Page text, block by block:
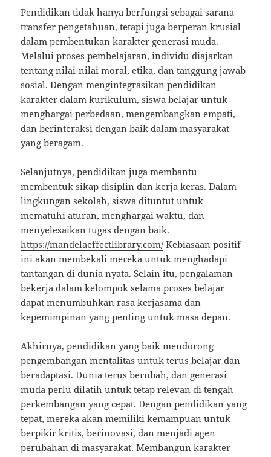
Pendidikan tidak hanya berfungsi sebagai sarana
transfer pengetahuan, tetapi juga berperan krusial
dalam pembentukan karakter generasi muda.
Melalui proses pembelajaran, individu diajarkan
tentang nilai-nilai moral, etika, dan tanggung jawab
sosial. Dengan mengintegrasikan pendidikan
karakter dalam kurikulum, siswa belajar untuk
menghargai perbedaan, mengembangkan empati,
dan berinteraksi dengan baik dalam masyarakat
yang beragam.
Selanjutnya, pendidikan juga membantu
membentuk sikap disiplin dan kerja keras. Dalam
lingkungan sekolah, siswa dituntut untuk
mematuhi aturan, menghargai waktu, dan
menyelesaikan tugas dengan baik.
https://mandelaeffectlibrary.com/Kebiasaan positif
ini akan membekali mereka untuk menghadapi
tantangan di dunia nyata. Selain itu, pengalaman
bekerja dalam kelompok selama proses belajar
dapat menumbuhkan rasa kerjasama dan
kepemimpinan yang penting untuk masa depan.
Akhirnya, pendidikan yang baik mendorong
pengembangan mentalitas untuk terus belajar dan
beradaptasi. Dunia terus berubah, dan generasi
muda perlu dilatih untuk tetap relevan di tengah
perkembangan yang cepat. Dengan pendidikan yang
tepat, mereka akan memiliki kemampuan untuk
berpikir kritis, berinovasi, dan menjadi agen
perubahan di masyarakat. Membangun karakter